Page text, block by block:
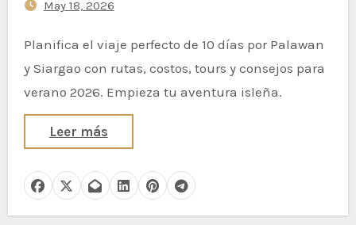
May 18, 2026
Planifica el viaje perfecto de 10 días por Palawan
y Siargao con rutas, costos, tours y consejos para
verano 2026. Empieza tu aventura isleña.
Leer más